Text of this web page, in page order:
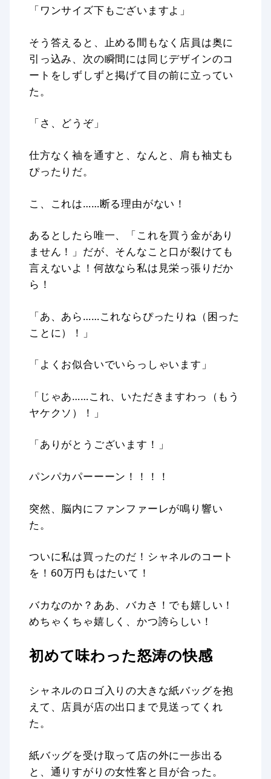
「ワンサイズ下もございますよ」
そう答えると、止める間もなく店員は奥に
引っ込み、次の瞬間には同じデザインのコ
ートをしずしずと掲げて目の前に立ってい
た。
「さ、どうぞ」
仕方なく袖を通すと、なんと、肩も袖丈も
ぴったりだ。
こ、これは……断る理由がない！
あるとしたら唯一、「これを買う金があり
ません！」だが、そんなこと口が裂けても
言えないよ！何故なら私は見栄っ張りだか
ら！
「あ、あら……これならぴったりね（困った
ことに）！」
「よくお似合いでいらっしゃいます」
「じゃあ……これ、いただきますわっ（もう
ヤケクソ）！」
「ありがとうございます！」
パンパカパーーーン！！！！
突然、脳内にファンファーレが鳴り響い
た。
ついに私は買ったのだ！シャネルのコート
を！60万円もはたいて！
バカなのか？ああ、バカさ！でも嬉しい！
めちゃくちゃ嬉しく、かつ誇らしい！
初めて味わった怒涛の快感
シャネルのロゴ入りの大きな紙バッグを抱
えて、店員が店の出口まで見送ってくれ
た。
紙バッグを受け取って店の外に一歩出る
と、通りすがりの女性客と目が合った。